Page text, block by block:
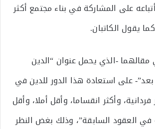
على المشاركة في بناء مجتمع أكثر
يقول الكاتبان.
مقالهما -الذي يحمل عنوان “الدين
على استعادة هذا الدور للدين في
وأكثر انقساما، وأقل أملا، وأقل
العقود السابقة”، وذلك بغض النظر